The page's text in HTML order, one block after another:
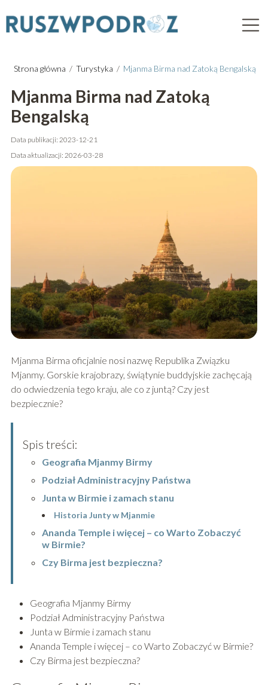
Strona główna / Turystyka / Mjanma Birma nad Zatoką Bengalską
Mjanma Birma nad Zatoką
Bengalską
Data publikacji: 2023-12-21
Data aktualizacji: 2026-03-28
Mjanma Birma oficjalnie nosi nazwę Republika Związku
Mjanmy. Gorskie krajobrazy, świątynie buddyjskie zachęcają
do odwiedzenia tego kraju, ale co z juntą? Czy jest
bezpiecznie?
Spis treści:
Geografia Mjanmy Birmy
Podział Administracyjny Państwa
Junta w Birmie i zamach stanu
Historia Junty w Mjanmie
Ananda Temple i więcej – co Warto Zobaczyć
w Birmie?
Czy Birma jest bezpieczna?
Geografia Mjanmy Birmy
Podział Administracyjny Państwa
Junta w Birmie i zamach stanu
Ananda Temple i więcej – co Warto Zobaczyć w Birmie?
Czy Birma jest bezpieczna?